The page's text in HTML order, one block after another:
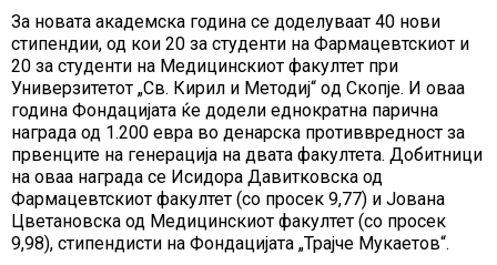
За новата академска година се доделуваат 40 нови
стипендии, од кои 20 за студенти на Фармацевтскиот и
20 за студенти на Медицинскиот факултет при
Универзитетот „Св. Кирил и Методиј“ oд Скопје. И оваа
година Фондацијата ќе додели еднократна парична
награда од 1.200 евра во денарска противвредност за
првенците на генерација на двата факултета. Добитници
на оваа награда се Исидора Давитковска од
Фармацевтскиот факултет (со просек 9,77) и Јована
Цветановска од Медицинскиот факултет (со просек
9,98), стипендисти на Фондацијата „Трајче Мукаетов“.